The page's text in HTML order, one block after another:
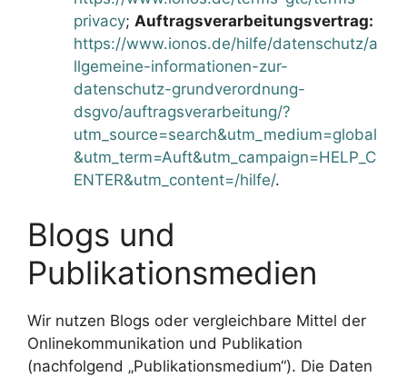
privacy; Auftragsverarbeitungsvertrag:
https://www.ionos.de/hilfe/datenschutz/a
llgemeine-informationen-zur-
datenschutz-grundverordnung-
dsgvo/auftragsverarbeitung/?
utm_source=search&utm_medium=global
&utm_term=Auft&utm_campaign=HELP_C
ENTER&utm_content=/hilfe/.
Blogs und
Publikationsmedien
Wir nutzen Blogs oder vergleichbare Mittel der
Onlinekommunikation und Publikation
(nachfolgend „Publikationsmedium“). Die Daten